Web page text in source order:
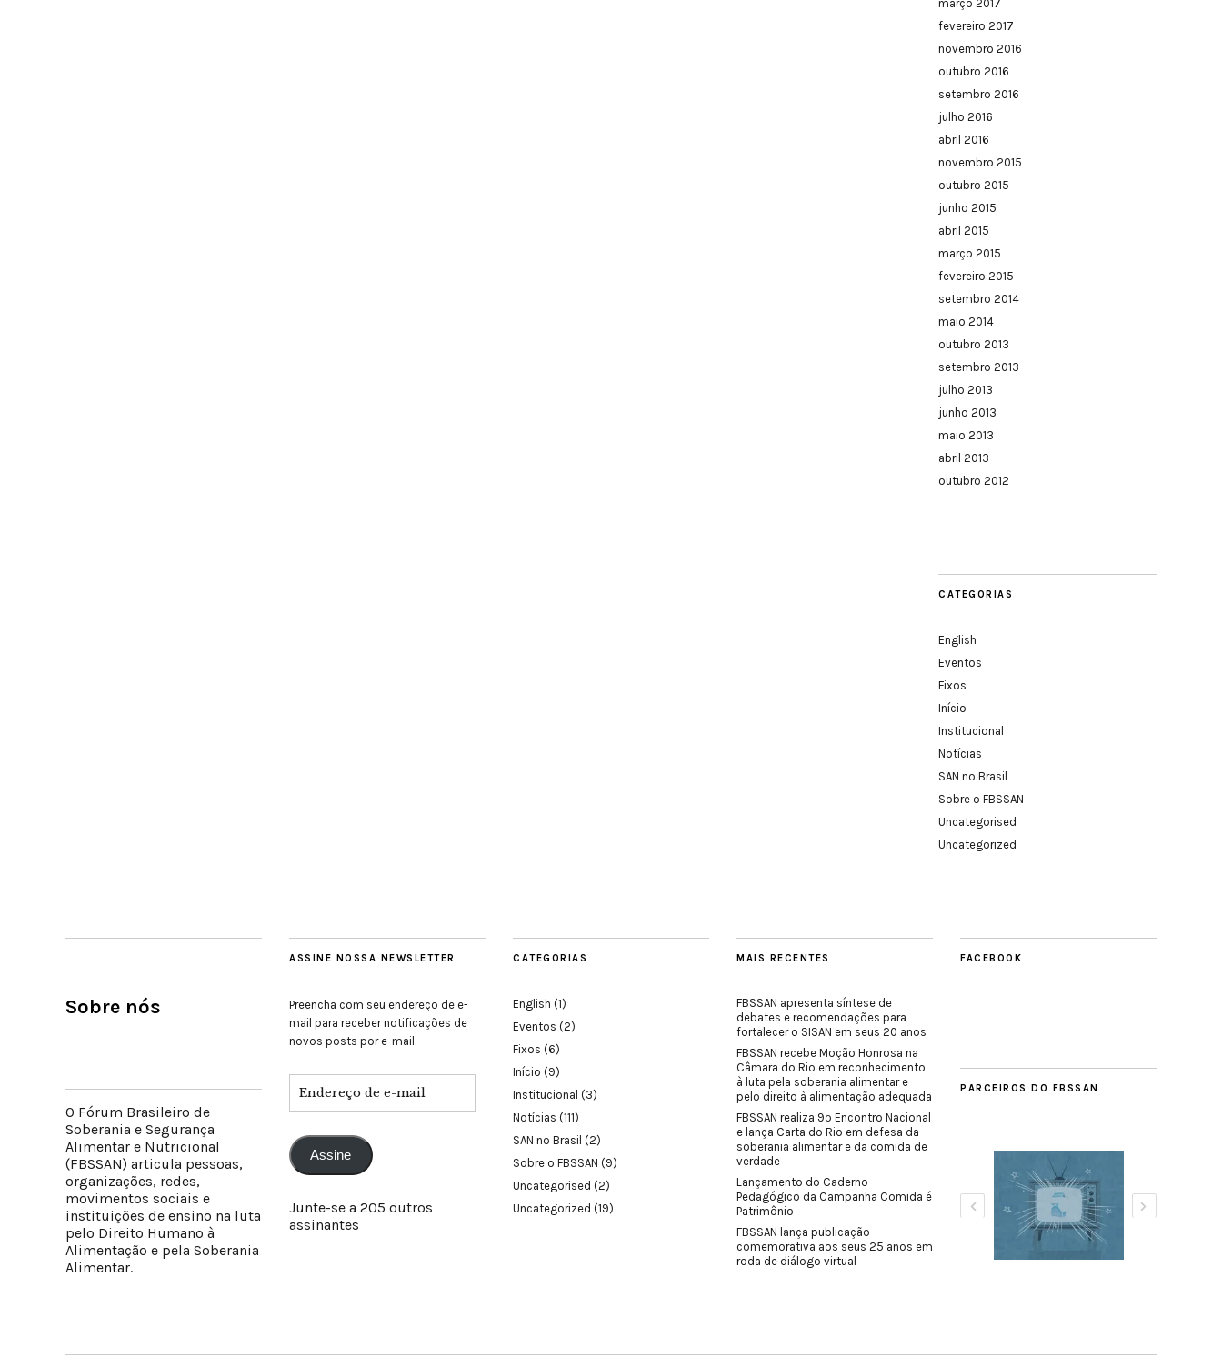
março 2017
fevereiro 2017
novembro 2016
outubro 2016
setembro 2016
julho 2016
abril 2016
novembro 2015
outubro 2015
junho 2015
abril 2015
março 2015
fevereiro 2015
setembro 2014
maio 2014
outubro 2013
setembro 2013
julho 2013
junho 2013
maio 2013
abril 2013
outubro 2012
CATEGORIAS
English
Eventos
Fixos
Início
Institucional
Notícias
SAN no Brasil
Sobre o FBSSAN
Uncategorised
Uncategorized
Sobre nós
O Fórum Brasileiro de
Soberania e Segurança
Alimentar e Nutricional
(FBSSAN) articula pessoas,
organizações, redes,
movimentos sociais e
instituições de ensino na luta
pelo Direito Humano à
Alimentação e pela Soberania
Alimentar.
ASSINE NOSSA NEWSLETTER
Preencha com seu endereço de e-
mail para receber notificações de
novos posts por e-mail.
Assine
Junte-se a 205 outros
assinantes
CATEGORIAS
English (1)
Eventos (2)
Fixos (6)
Início (9)
Institucional (3)
Notícias (111)
SAN no Brasil (2)
Sobre o FBSSAN (9)
Uncategorised (2)
Uncategorized (19)
MAIS RECENTES
FBSSAN apresenta síntese de
debates e recomendações para
fortalecer o SISAN em seus 20 anos
FBSSAN recebe Moção Honrosa na
Câmara do Rio em reconhecimento
à luta pela soberania alimentar e
pelo direito à alimentação adequada
FBSSAN realiza 9º Encontro Nacional
e lança Carta do Rio em defesa da
soberania alimentar e da comida de
verdade
Lançamento do Caderno
Pedagógico da Campanha Comida é
Patrimônio
FBSSAN lança publicação
comemorativa aos seus 25 anos em
roda de diálogo virtual
FACEBOOK
PARCEIROS DO FBSSAN